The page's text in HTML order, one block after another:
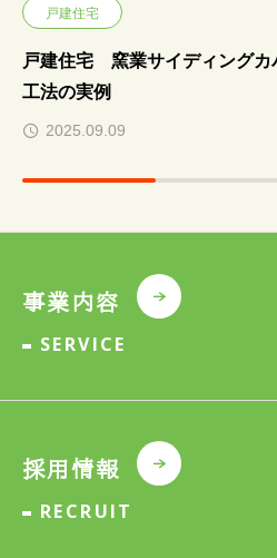
戸建住宅
戸建住宅 窯業サイディングカ
工法の実例
2025.09.09
事業内容
SERVICE
採用情報
RECRUIT